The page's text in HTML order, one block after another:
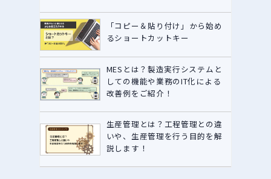
「コピー＆貼り付け」から始め
るショートカットキー
MESとは？製造実行システムと
しての機能や業務のIT化による
改善例をご紹介！
生産管理とは？工程管理との違
いや、生産管理を行う目的を解
説します！